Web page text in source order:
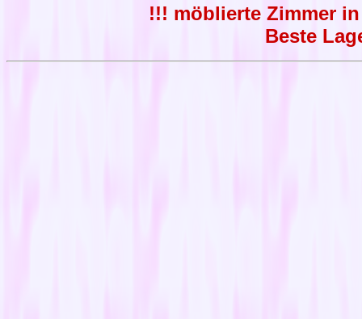
!!! möblierte Zimmer
Beste